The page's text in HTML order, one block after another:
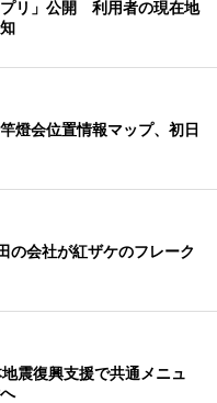
リ」公開 利用者の現在地
燈会位置情報マップ、初日
会社が紅ザケのフレーク
震復興支援で共通メニュ